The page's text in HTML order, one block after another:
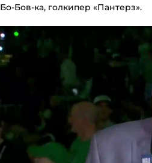
Бо-Бов-ка, голкипер «Пантерз».